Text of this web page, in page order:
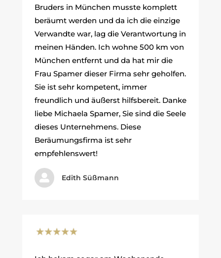
Bruders in München musste komplett
beräumt werden und da ich die einzige
Verwandte war, lag die Verantwortung in
meinen Händen. Ich wohne 500 km von
München entfernt und da hat mir die
Frau Spamer dieser Firma sehr geholfen.
Sie ist sehr kompetent, immer
freundlich und äußerst hilfsbereit. Danke
liebe Michaela Spamer, Sie sind die Seele
dieses Unternehmens. Diese
Beräumungsfirma ist sehr
empfehlenswert!
 Edith Süßmann